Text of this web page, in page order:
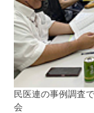
民医連の事例調査
会